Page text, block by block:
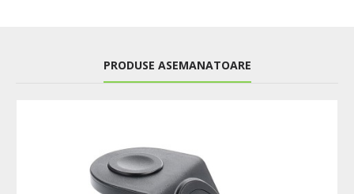
PRODUSE ASEMANATOARE